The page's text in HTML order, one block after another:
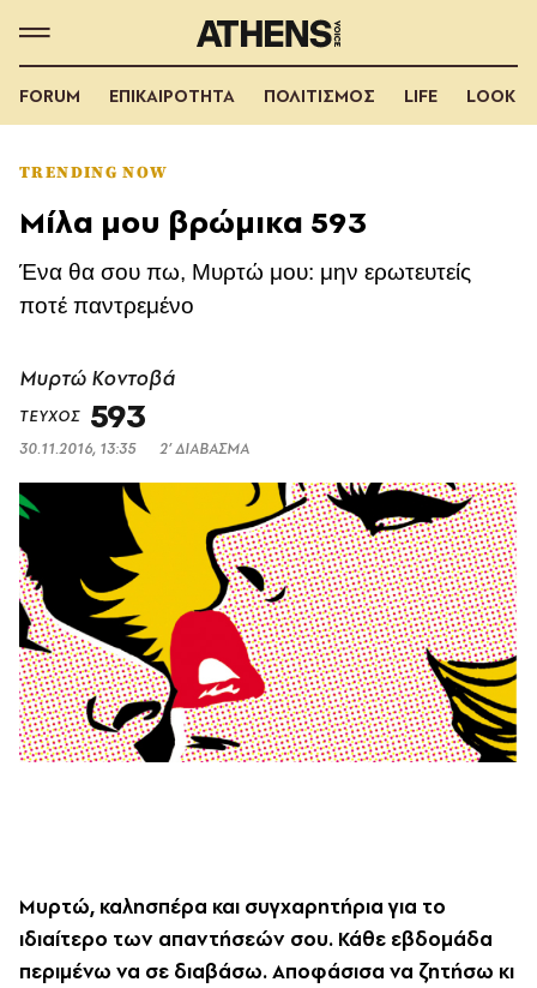
FORUM ΕΠΙΚΑΙΡΟΤΗΤΑ ΠΟΛΙΤΙΣΜΟΣ LIFE LOOK
TRENDING NOW
Μίλα μου βρώμικα 593
Ένα θα σου πω, Μυρτώ μου: μην ερωτευτείς
ποτέ παντρεμένο
Μυρτώ Κοντοβά
ΤΕΥΧΟΣ 593
30.11.2016, 13:35 2’ ΔΙΑΒΑΣΜΑ
Μυρτώ, καλησπέρα και συγχαρητήρια για το
ιδιαίτερο των απαντήσεών σου. Κάθε εβδομάδα
περιμένω να σε διαβάσω. Αποφάσισα να ζητήσω κι